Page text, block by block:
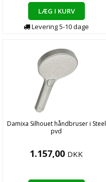
LÆG I KURV
Levering5-10dage
Damixa Silhouet håndbruser i Steel
pvd
1.157,00 DKK